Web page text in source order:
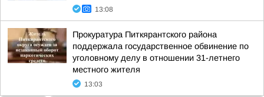
13:08
Прокуратура Питкярантского района
поддержала государственное обвинение по
уголовному делу в отношении 31-летнего
местного жителя
13:03